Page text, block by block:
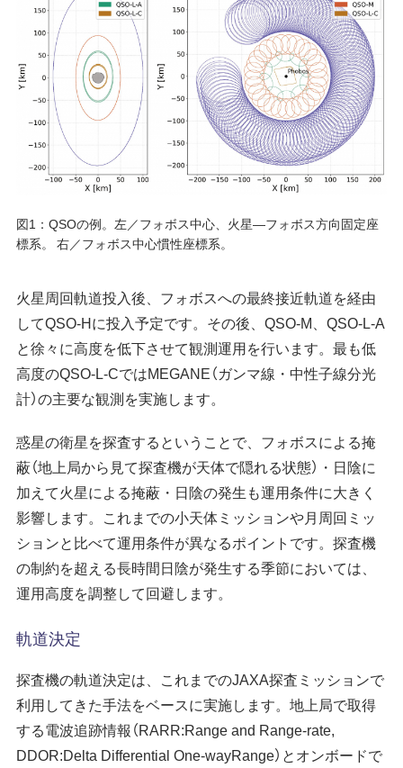
図1：QSOの例。左／フォボス中心、火星―フォボス方向固定座
標系。 右／フォボス中心慣性座標系。
火星周回軌道投入後、フォボスへの最終接近軌道を経由
してQSO-Hに投入予定です。その後、QSO-M、QSO-L-A
と徐々に高度を低下させて観測運用を行います。最も低
高度のQSO-L-CではMEGANE（ガンマ線・中性子線分光
計）の主要な観測を実施します。
惑星の衛星を探査するということで、フォボスによる掩
蔽（地上局から見て探査機が天体で隠れる状態）・日陰に
加えて火星による掩蔽・日陰の発生も運用条件に大きく
影響します。これまでの小天体ミッションや月周回ミッ
ションと比べて運用条件が異なるポイントです。探査機
の制約を超える長時間日陰が発生する季節においては、
運用高度を調整して回避します。
軌道決定
探査機の軌道決定は、これまでのJAXA探査ミッションで
利用してきた手法をベースに実施します。地上局で取得
する電波追跡情報（RARR:Range and Range-rate,
DDOR:Delta Differential One-wayRange）とオンボードで